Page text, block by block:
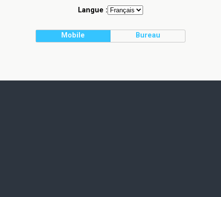
Langue :
Mobile Bureau